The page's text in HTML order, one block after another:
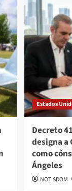
Estados
Decreto
designa a
como
Ángeles
NOTISDOM